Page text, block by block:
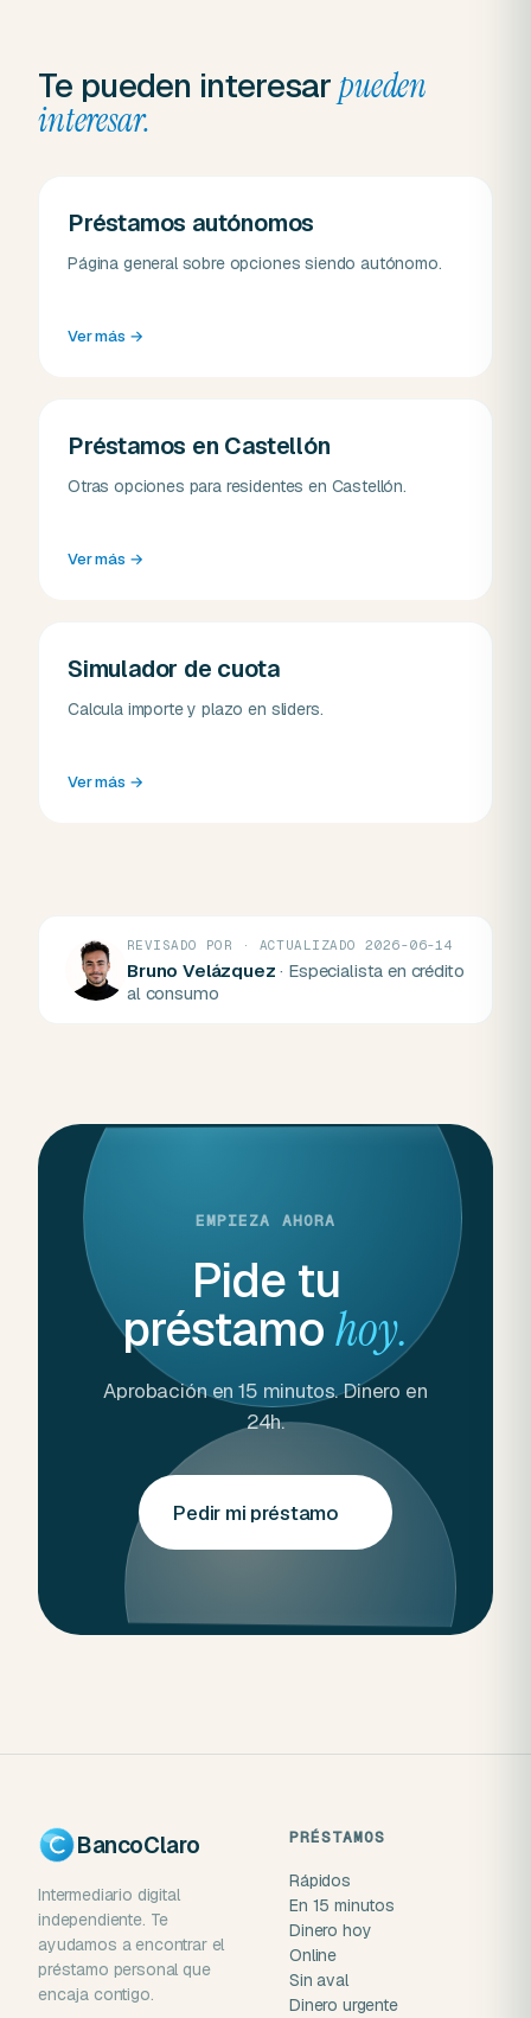
Te pueden interesarpueden
interesar.
Préstamos autónomos
Página general sobre opciones siendo autónomo.
Ver más →
Préstamos en Castellón
Otras opciones para residentes en Castellón.
Ver más →
Simulador de cuota
Calcula importe y plazo en sliders.
Ver más →
REVISADO POR · ACTUALIZADO 2026-06-14
Bruno Velázquez · Especialista en crédito
al consumo
EMPIEZA AHORA
Pide tu
préstamohoy.
Aprobación en 15 minutos. Dinero en
24h.
Pedir mi préstamo
BancoClaro
Intermediario digital
independiente. Te
ayudamos a encontrar el
préstamo personal que
encaja contigo.
PRÉSTAMOS
Rápidos
En 15 minutos
Dinero hoy
Online
Sin aval
Dinero urgente